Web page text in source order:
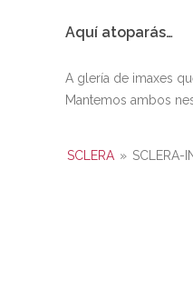
Aquí atoparás…
A glería de imaxes
Mantemos ambos
SCLERA » SCLERA-